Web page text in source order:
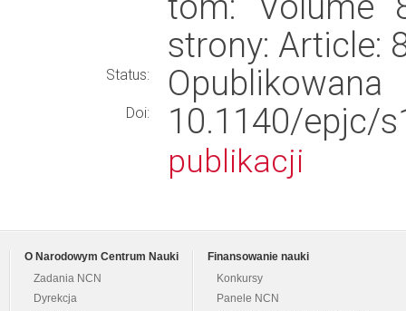
strony: Article:
Status: Opublikowana
Doi: 10.1140/
publikacji
O Narodowym Centrum Nauki
Zadania NCN
Dyrekcja
Finansowanie nauki
Konkursy
Panele NCN